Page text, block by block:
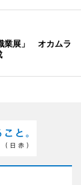
業展」 オカムラ